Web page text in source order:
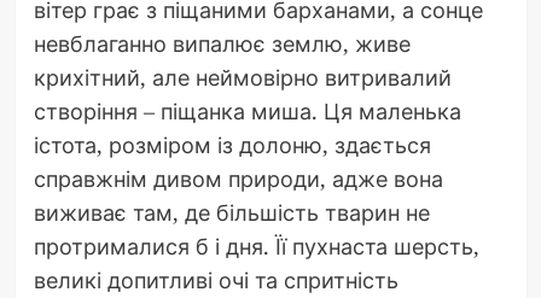
вітер грає з піщаними барханами, а сонце
невблаганно випалює землю, живе
крихітний, але неймовірно витривалий
створіння – піщанка миша. Ця маленька
істота, розміром із долоню, здається
справжнім дивом природи, адже вона
виживає там, де більшість тварин не
протрималися б і дня. Її пухнаста шерсть,
великі допитливі очі та спритність